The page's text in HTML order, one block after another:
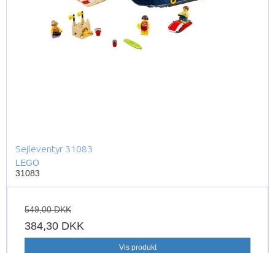
Sejleventyr 31083
LEGO
31083
549,00 DKK
384,30 DKK
Vis produkt